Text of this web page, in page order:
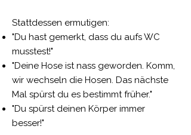
Stattdessen ermutigen:
"Du hast gemerkt, dass du aufs WC
musstest!"
"Deine Hose ist nass geworden. Komm,
wir wechseln die Hosen. Das nächste
Mal spürst du es bestimmt früher."
"Du spürst deinen Körper immer
besser!"